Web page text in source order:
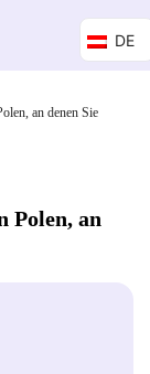
DE
an denen Sie
Polen, an